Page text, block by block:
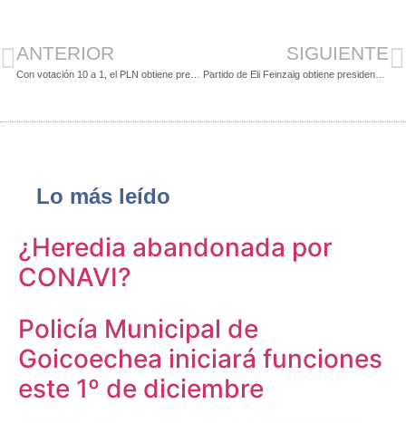
ANTERIOR SIGUIENTE
Partido de Eli Feinzaig obtiene presidencia municipal en Orotina
Lo más leído
¿Heredia abandonada por
CONAVI?
Policía Municipal de
Goicoechea iniciará funciones
este 1º de diciembre